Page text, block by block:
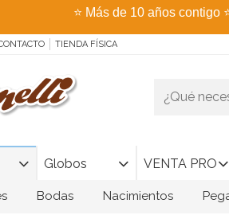
⭐ Más de 10 años contigo
TIENDA FÍSICA
Globos VENTA PRO
Bodas Nacimientos